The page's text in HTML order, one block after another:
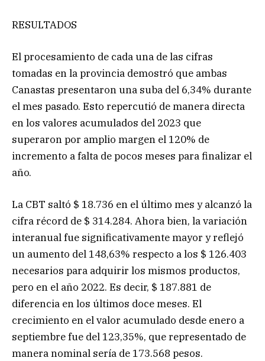
RESULTADOS
El procesamiento de cada una de las cifras
tomadas en la provincia demostró que ambas
Canastas presentaron una suba del 6,34% durante
el mes pasado. Esto repercutió de manera directa
en los valores acumulados del 2023 que
superaron por amplio margen el 120% de
incremento a falta de pocos meses para finalizar el
año.
La CBT saltó $ 18.736 en el último mes y alcanzó la
cifra récord de $ 314.284. Ahora bien, la variación
interanual fue significativamente mayor y reflejó
un aumento del 148,63% respecto a los $ 126.403
necesarios para adquirir los mismos productos,
pero en el año 2022. Es decir, $ 187.881 de
diferencia en los últimos doce meses. El
crecimiento en el valor acumulado desde enero a
septiembre fue del 123,35%, que representado de
manera nominal sería de 173.568 pesos.